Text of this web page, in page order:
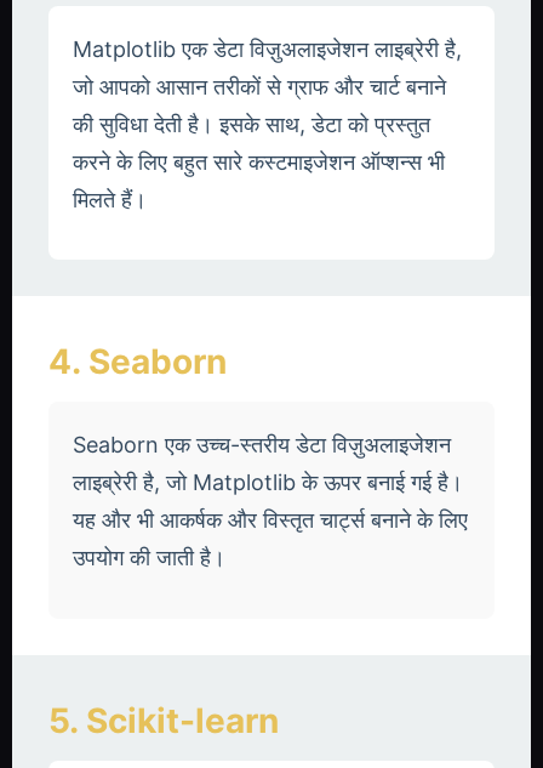
Matplotlib एक डेटा विज़ुअलाइजेशन लाइब्रेरी है,
जो आपको आसान तरीकों से ग्राफ और चार्ट बनाने
की सुविधा देती है। इसके साथ, डेटा को प्रस्तुत
करने के लिए बहुत सारे कस्टमाइजेशन ऑप्शन्स भी
मिलते हैं।
4. Seaborn
Seaborn एक उच्च-स्तरीय डेटा विज़ुअलाइजेशन
लाइब्रेरी है, जो Matplotlib के ऊपर बनाई गई है।
यह और भी आकर्षक और विस्तृत चार्ट्स बनाने के लिए
उपयोग की जाती है।
5. Scikit-learn